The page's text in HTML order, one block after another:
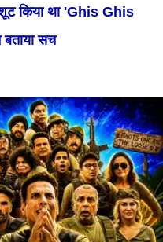
शूट किया था 'Ghis Ghis
सच